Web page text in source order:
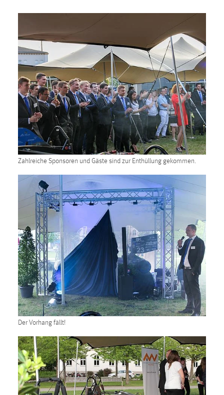
Zahlreiche Sponsoren und Gäste sind zur Enthüllung gekommen.
Der Vorhang fällt!
STATISTIK
Statistik Cookies erfassen Informationen anonym.
Diese Informationen helfen uns zu verstehen, wie
unsere Besucher unsere Website nutzen.
Matomo
Name:
_pk_ref, _pk_cvar, _pk_id, _pk_ses
Zweck:
Cookie Laufzeit:
Max. 13 Monate
MARKETING
Marketing Cookies werden von Drittanbietern
verwendet, um personalisierte Werbung anzuzeigen.
Sie tun dies, indem sie Besucher über Websites
hinweg verfolgen.
Google Ads
Name:
_gcl_au
Anbieter:
Google Ireland Limited